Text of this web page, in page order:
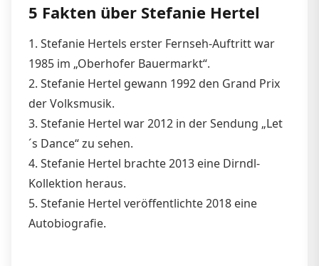
5 Fakten über Stefanie Hertel
1. Stefanie Hertels erster Fernseh-Auftritt war
1985 im „Oberhofer Bauermarkt“.
2. Stefanie Hertel gewann 1992 den Grand Prix
der Volksmusik.
3. Stefanie Hertel war 2012 in der Sendung „Let
´s Dance“ zu sehen.
4. Stefanie Hertel brachte 2013 eine Dirndl-
Kollektion heraus.
5. Stefanie Hertel veröffentlichte 2018 eine
Autobiografie.